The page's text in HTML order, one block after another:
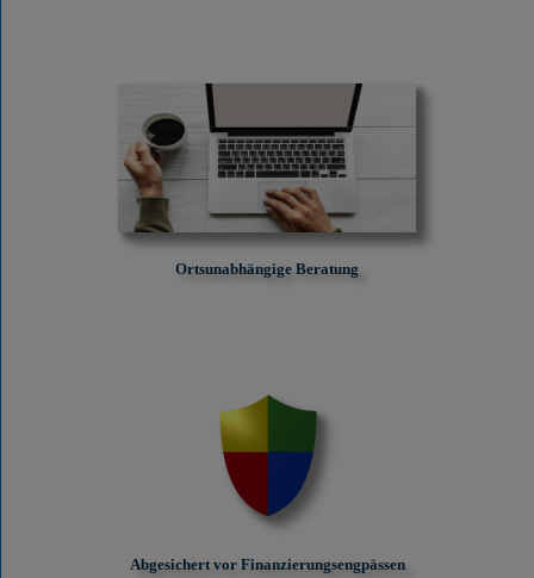
Ortsunabhängige Beratung
Abgesichert vor Finanzierungs­engpässen